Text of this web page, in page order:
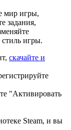
мир игры,
задания,
игры.
скачайте и
"Активировать
Steam, и вы